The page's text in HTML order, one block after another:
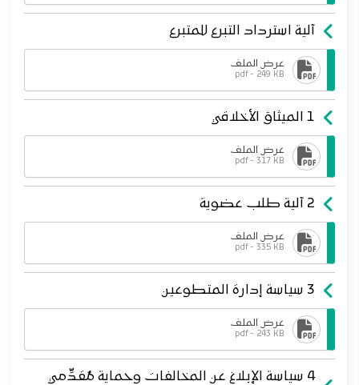
آلية استرداد التبرع للمتبرع
عرض الملف
pdf - 249 KB
1 الميثاق الأخلاقي
عرض الملف
pdf - 317 KB
2 آلية طلب عضوية
عرض الملف
pdf - 335 KB
3 سياسة إدارة المتطوعين
عرض الملف
pdf - 243 KB
4 سياسة الإبلاغ عن المخالفات وحماية مُقدِّمي